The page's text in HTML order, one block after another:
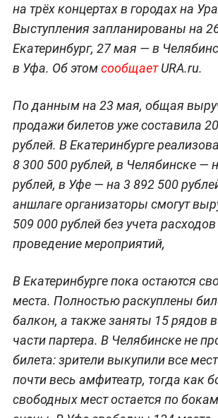
на трёх концертах в городах на
Выступления запланированы на
Екатеринбург, 27 мая — в
в Уфа. Об этомсообщаетURA.ru.
По данным на 23 мая, общая
продажи билетов уже составила
рублей. В Екатеринбурге
8 300 500 рублей, в Челябинске —
рублей, в Уфе — на 3 892 500
аншлаге организаторы смогут
509 000 рублей без учета
проведение мероприятий,
В Екатеринбурге пока остаются
места. Полностью раскуплены
балкон, а также заняты 15 рядов
части партера. В Челябинске не
билета: зрители выкупили все
почти весь амфитеатр, тогда как
свободных мест остается по